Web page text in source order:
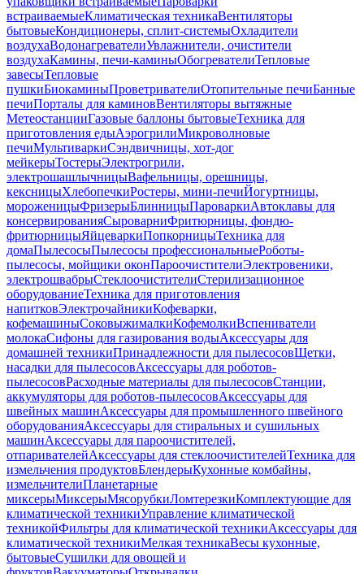
встраиваемыеКлиматическая техникаВентиляторы
бытовыеКондиционеры, сплит-системыОхладители
воздухаВодонагревателиУвлажнители, очистители
воздухаКамины, печи-каминыОбогревателиТепловые
завесыТепловые
пушкиБиокаминыПроветривателиОтопительные печиБанные
печиПорталы для каминовВентиляторы вытяжные
МетеостанцииГазовые баллоны бытовыеТехника для
приготовления едыАэрогрилиМикроволновые
печиМультиваркиСэндвичницы, хот-дог
мейкерыТостерыЭлектрогрили,
электрошашлычницыВафельницы, орешницы,
кексницыХлебопечкиРостеры, мини-печиЙогуртницы,
мороженицыФризерыБлинницыПароваркиАвтоклавы для
консервированияСыроварниФритюрницы, фондю-
фритюрницыЯйцеваркиПопкорницыТехника для
домаПылесосыПылесосы профессиональныеРоботы-
пылесосы, мойщики оконПароочистителиЭлектровеники,
электрошвабрыСтеклоочистителиСтерилизационное
оборудованиеТехника для приготовления
напитковЭлектрочайникиКофеварки,
кофемашиныСоковыжималкиКофемолкиВспениватели
молокаСифоны для газирования водыАксессуары для
домашней техникиПринадлежности для пылесосовЩетки,
насадки для пылесосовАксессуары для роботов-
пылесосовРасходные материалы для пылесосовСтанции,
аккумуляторы для роботов-пылесосовАксессуары для
швейных машинАксессуары для промышленного швейного
оборудованияАксессуары для стиральных и сушильных
машинАксессуары для пароочистителей,
отпаривателейАксессуары для стеклоочистителейТехника для
измельчения продуктовБлендерыКухонные комбайны,
измельчителиПланетарные
миксерыМиксерыМясорубкиЛомтерезкиКомплектующие для
климатической техникиУправление климатической
техникойФильтры для климатической техникиАксессуары для
климатической техникиМелкая техникаВесы кухонные,
бытовыеСушилки для овощей и